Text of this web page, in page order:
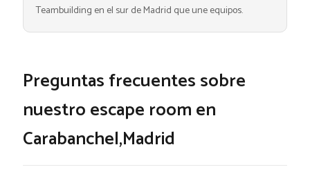
Teambuilding en el sur de Madrid que une equipos.
Preguntas frecuentes sobre
nuestro escape room en
Carabanchel,Madrid